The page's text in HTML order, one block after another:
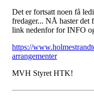
Det er fortsatt noen få
fredager... NÅ haster
link nedenfor for INFO
https://
arrangementer
MVH Styret HTK!